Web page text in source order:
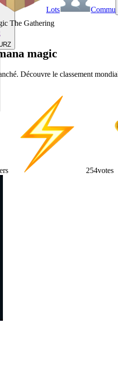
Lots Commu
The Gathering
magic
Découvre le classement
254votes